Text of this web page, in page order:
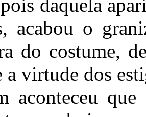
daquela
acabou o
do costume,
a virtude dos
aconteceu